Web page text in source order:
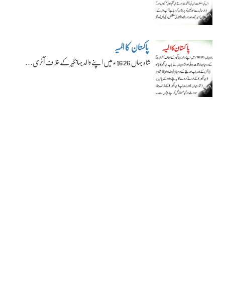
پاکستان کا المیہ
شاہ جہاں 1626ء میں اپنے والد جہانگیر کے خلاف آخری…